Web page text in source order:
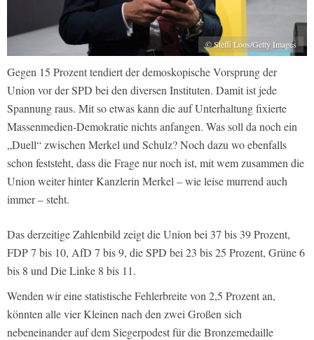
© Steffi Loos/Getty Images
Gegen 15 Prozent tendiert der demoskopische Vorsprung der
Union vor der SPD bei den diversen Instituten. Damit ist jede
Spannung raus. Mit so etwas kann die auf Unterhaltung fixierte
Massenmedien-Demokratie nichts anfangen. Was soll da noch ein
„Duell“ zwischen Merkel und Schulz? Noch dazu wo ebenfalls
schon feststeht, dass die Frage nur noch ist, mit wem zusammen die
Union weiter hinter Kanzlerin Merkel – wie leise murrend auch
immer – steht.
Das derzeitige Zahlenbild zeigt die Union bei 37 bis 39 Prozent,
FDP 7 bis 10, AfD 7 bis 9, die SPD bei 23 bis 25 Prozent, Grüne 6
bis 8 und Die Linke 8 bis 11.
Wenden wir eine statistische Fehlerbreite von 2,5 Prozent an,
könnten alle vier Kleinen nach den zwei Großen sich
nebeneinander auf dem Siegerpodest für die Bronzemedaille